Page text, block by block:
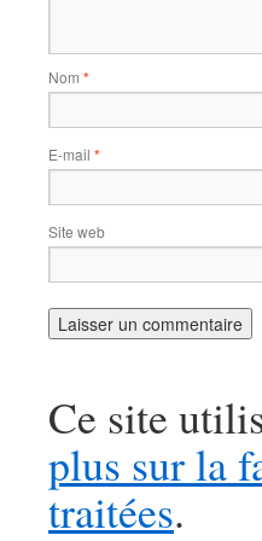
Nom *
E-mail *
Site web
Ce site
plus sur la
traitées.